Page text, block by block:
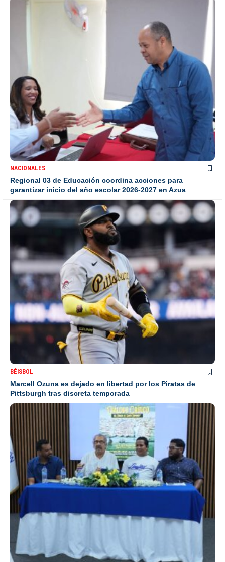
NACIONALES
Regional 03 de Educación coordina acciones para
garantizar inicio del año escolar 2026-2027 en Azua
BÉISBOL
Marcell Ozuna es dejado en libertad por los Piratas de
Pittsburgh tras discreta temporada